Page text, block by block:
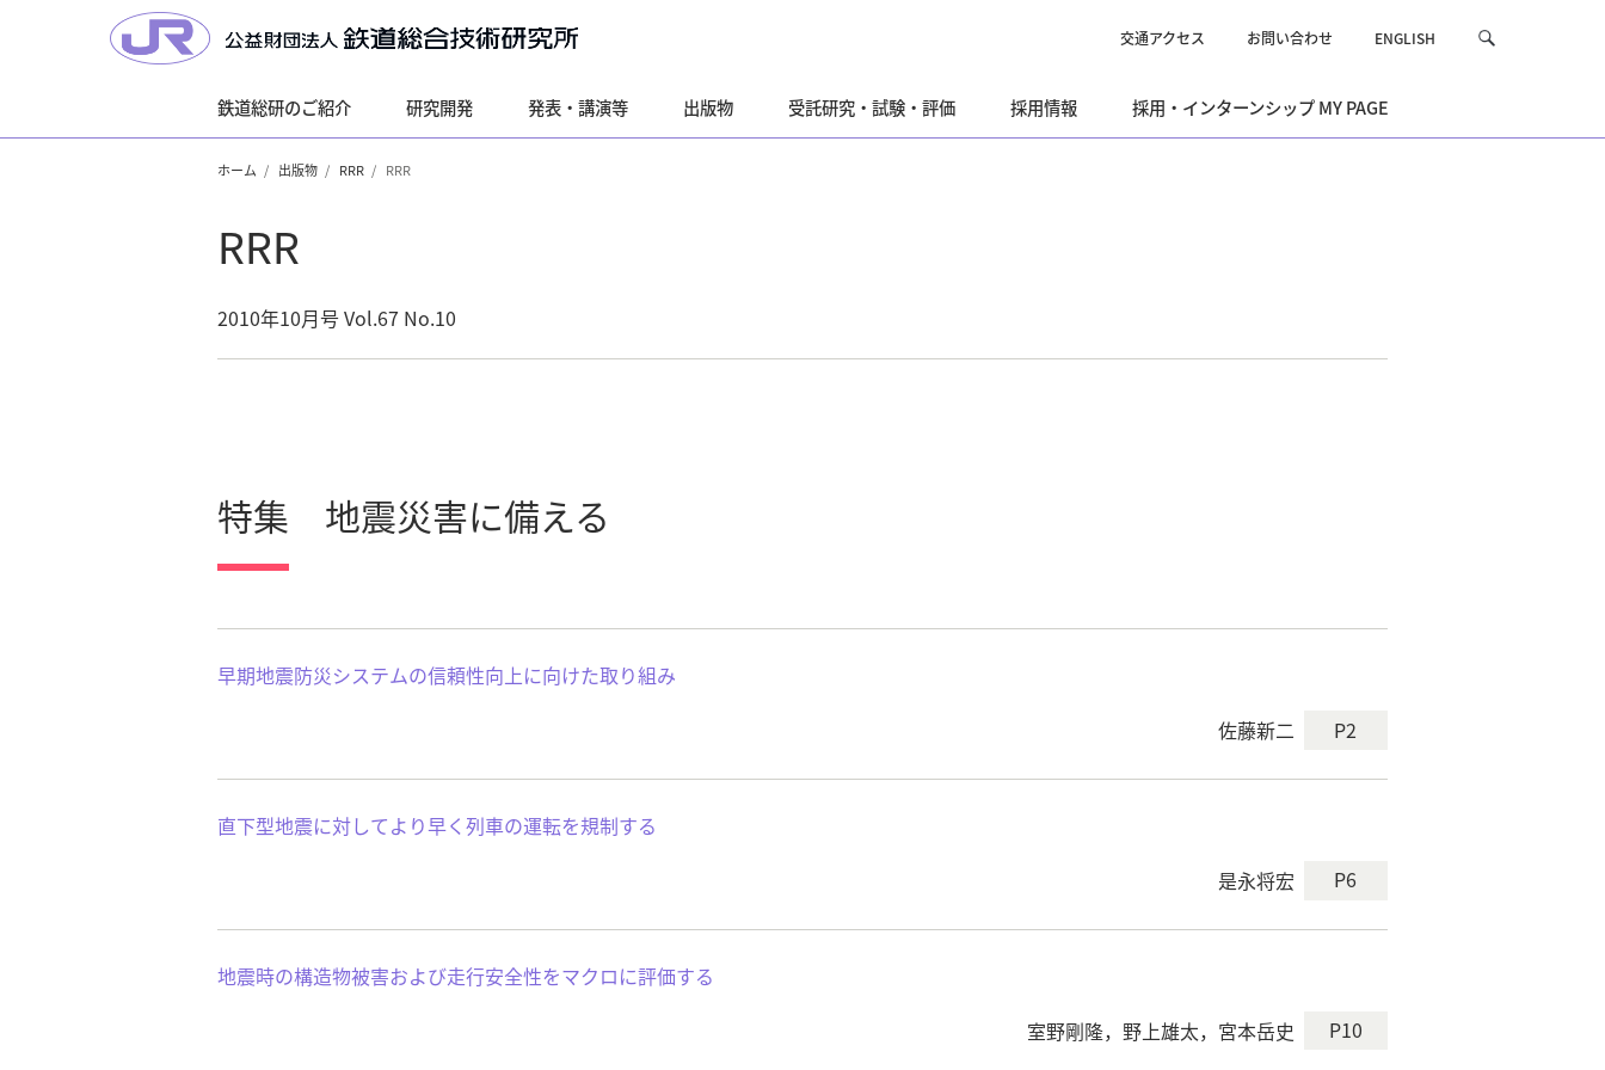
交通アクセス お問い合わせ ENGLISH
サ
を
鉄道総研のご紹介 研究開発 発表・講演等 出版物 受託研究・試験・評価 採用情報 採用・インターンシップ MY PAGE
ホーム 出版物 RRR RRR
RRR
2010年10月号 Vol.67 No.10
特集 地震災害に備える
早期地震防災システムの信頼性向上に向けた取り組み
佐藤新二
P2
直下型地震に対してより早く列車の運転を規制する
是永将宏
P6
地震時の構造物被害および走行安全性をマクロに評価する
室野剛隆，野上雄太，宮本岳史
P10